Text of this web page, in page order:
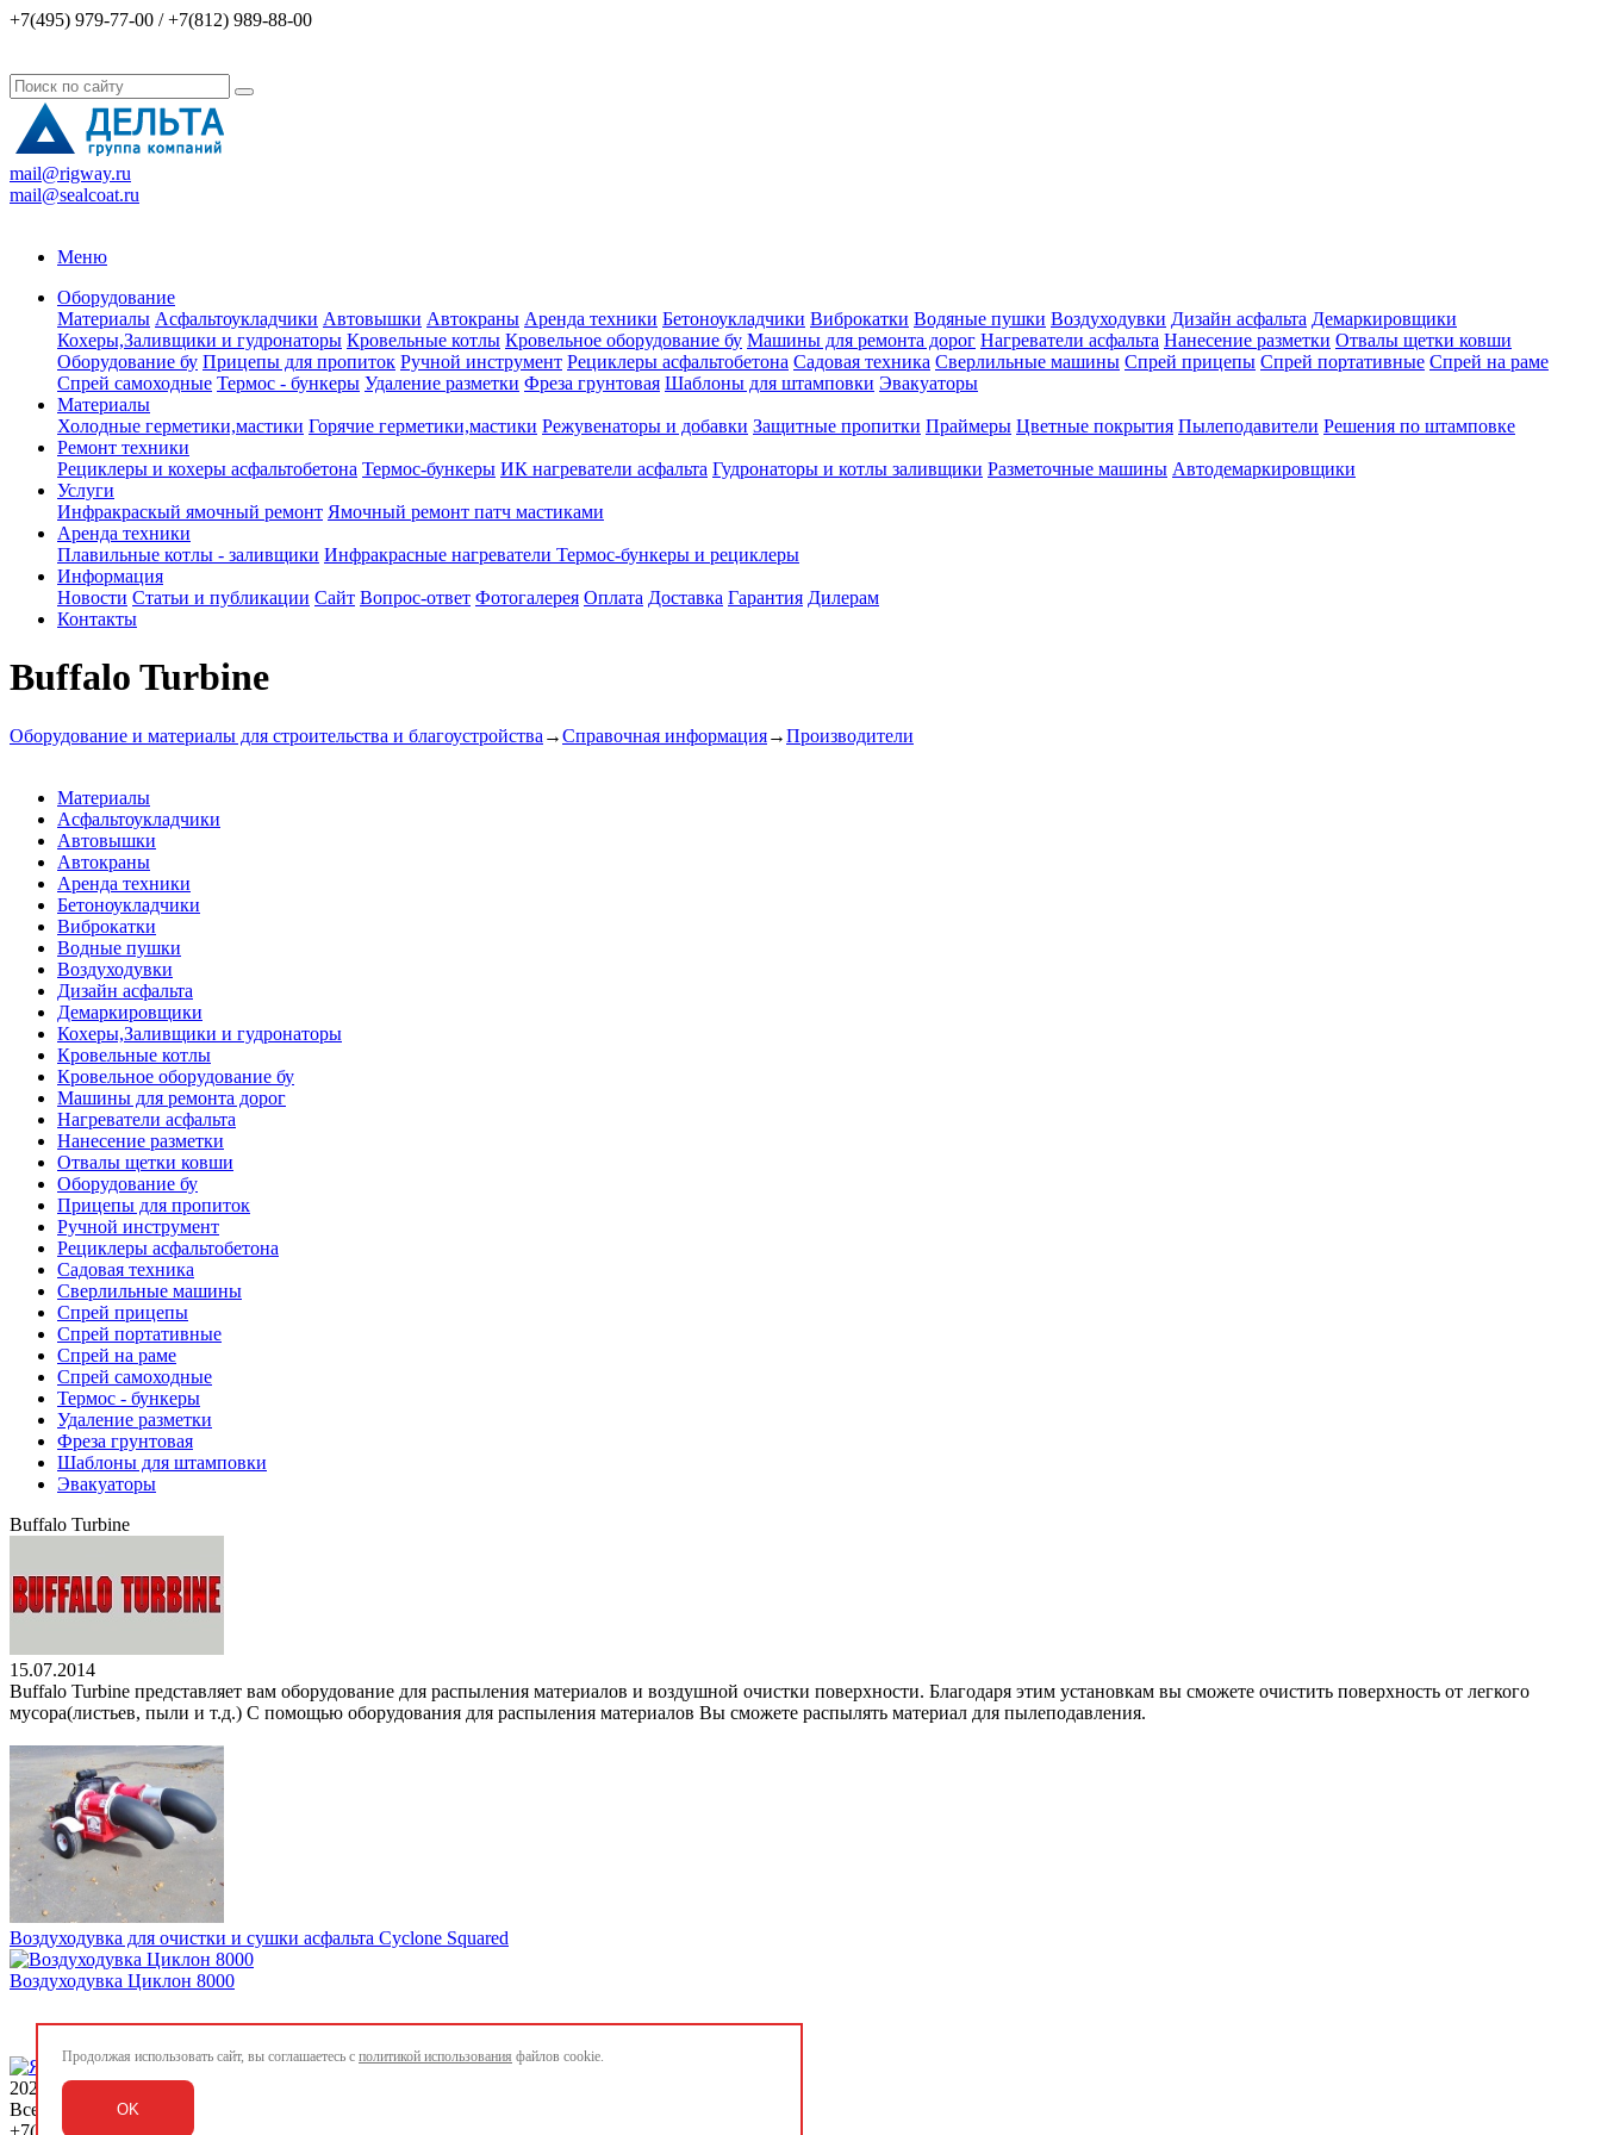
+7(495) 979-77-00 / +7(812) 989-88-00
mail@rigway.ru
mail@sealcoat.ru
Меню
Оборудование
Материалы Асфальтоукладчики Автовышки Автокраны Аренда техники Бетоноукладчики Виброкатки Водяные пушки Воздуходувки Дизайн асфальта Демаркировщики
Кохеры,Заливщики и гудронаторы Кровельные котлы Кровельное оборудование бу Машины для ремонта дорог Нагреватели асфальта Нанесение разметки Отвалы щетки ковши
Оборудование бу Прицепы для пропиток Ручной инструмент Рециклеры асфальтобетона Садовая техника Сверлильные машины Спрей прицепы Спрей портативные Спрей на раме
Спрей самоходные Термос - бункеры Удаление разметки Фреза грунтовая Шаблоны для штамповки Эвакуаторы
Материалы
Холодные герметики,мастики Горячие герметики,мастики Режувенаторы и добавки Защитные пропитки Праймеры Цветные покрытия Пылеподавители Решения по штамповке
Ремонт техники
Рециклеры и кохеры асфальтобетона Термос-бункеры ИК нагреватели асфальта Гудронаторы и котлы заливщики Разметочные машины Автодемаркировщики
Услуги
Инфракраскый ямочный ремонт Ямочный ремонт патч мастиками
Аренда техники
Плавильные котлы - заливщики Инфракрасные нагреватели Термос-бункеры и рециклеры
Информация
Новости Статьи и публикации Сайт Вопрос-ответ Фотогалерея Оплата Доставка Гарантия Дилерам
Контакты
Buffalo Turbine
Оборудование и материалы для строительства и благоустройства →Справочная информация→Производители
Материалы
Асфальтоукладчики
Автовышки
Автокраны
Аренда техники
Бетоноукладчики
Виброкатки
Водные пушки
Воздуходувки
Дизайн асфальта
Демаркировщики
Кохеры,Заливщики и гудронаторы
Кровельные котлы
Кровельное оборудование бу
Машины для ремонта дорог
Нагреватели асфальта
Нанесение разметки
Отвалы щетки ковши
Оборудование бу
Прицепы для пропиток
Ручной инструмент
Рециклеры асфальтобетона
Садовая техника
Сверлильные машины
Спрей прицепы
Спрей портативные
Спрей на раме
Спрей самоходные
Термос - бункеры
Удаление разметки
Фреза грунтовая
Шаблоны для штамповки
Эвакуаторы
Buffalo Turbine
15.07.2014
Buffalo Turbine представляет вам оборудование для распыления материалов и воздушной очистки поверхности. Благодаря этим установкам вы сможете очистить поверхность от легкого
мусора(листьев, пыли и т.д.) С помощью оборудования для распыления материалов Вы сможете распылять материал для пылеподавления.
Воздуходувка для очистки и сушки асфальта Cyclone Squared
Воздуходувка Циклон 8000
2026 © www.rigway.ru
Все права защищены
Продолжая использовать сайт, вы соглашаетесь с политикой использования файлов cookie.
OK